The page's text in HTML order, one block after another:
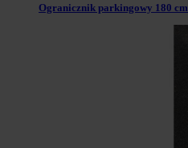
Ogranicznik parkingowy 180 cm